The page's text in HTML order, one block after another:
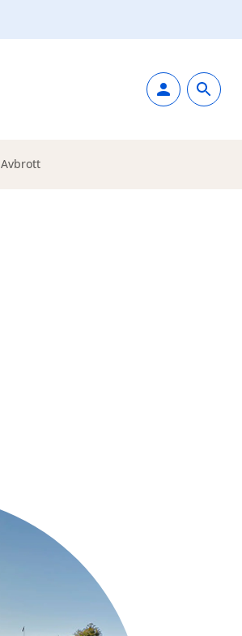
Avbrott